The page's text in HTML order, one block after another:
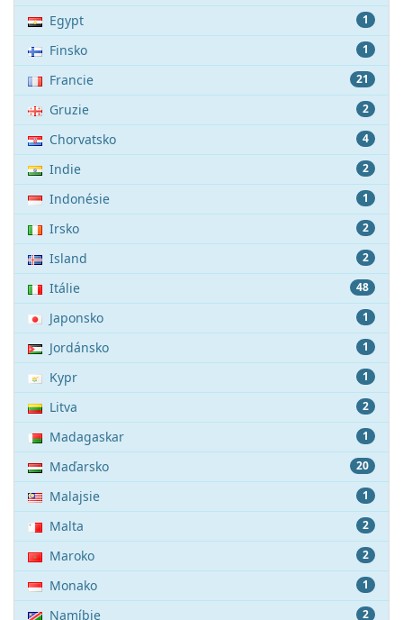
1
Egypt
1
Finsko
21
Francie
2
Gruzie
4
Chorvatsko
2
Indie
1
Indonésie
2
Irsko
2
Island
48
Itálie
1
Japonsko
1
Jordánsko
1
Kypr
2
Litva
1
Madagaskar
20
Maďarsko
1
Malajsie
2
Malta
2
Maroko
1
Monako
2
Namíbie